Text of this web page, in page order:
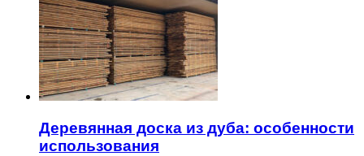
Деревянная доска из дуба: особенности
использования